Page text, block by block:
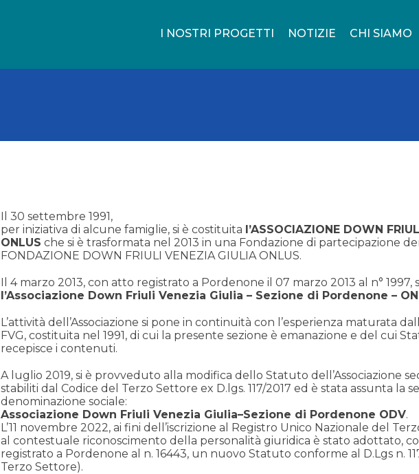
I NOSTRI PROGETTI NOTIZIE CHI SIAMO
Il 30 settembre 1991,
per iniziativa di alcune famiglie, si è costituita l’ASSOCIAZIONE DOWN
ONLUS che si è trasformata nel 2013 in una Fondazione di partecipazione
FONDAZIONE DOWN FRIULI VENEZIA GIULIA ONLUS.
Il 4 marzo 2013, con atto registrato a Pordenone il 07 marzo 2013 al n° 1997,
l’Associazione Down Friuli Venezia Giulia – Sezione di Pordenone –
L’attività dell’Associazione si pone in continuità con l’esperienza maturata
FVG, costituita nel 1991, di cui la presente sezione è emanazione e del cui
recepisce i contenuti.
A luglio 2019, si è provveduto alla modifica dello Statuto dell’Associazione
stabiliti dal Codice del Terzo Settore ex D.lgs. 117/2017 ed è stata assunta la
denominazione sociale:
Associazione Down Friuli Venezia Giulia–Sezione di Pordenone ODV.
L’11 novembre 2022, ai fini dell’iscrizione al Registro Unico Nazionale del
al contestuale riconoscimento della personalità giuridica è stato adottato,
registrato a Pordenone al n. 16443, un nuovo Statuto conforme al D.Lgs n.
Terzo Settore).